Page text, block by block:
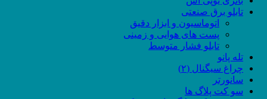
تابلو برق صنعتی
اتوماسیون و ابزار دقیق
پست های هوایی و زمینی
تابلو فشار متوسط
تله پانو
چراغ سیگنال (۲)
سانورتر
سو کت پلاگ ها